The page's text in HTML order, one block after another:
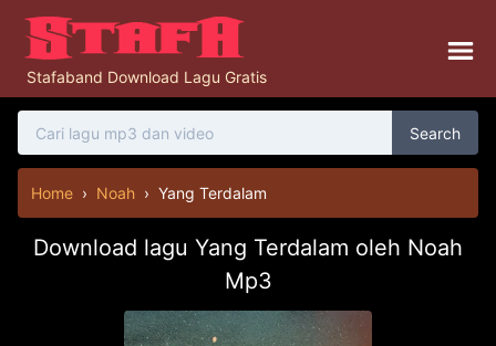
Stafaband Download Lagu Gratis
Search
Home › Noah › Yang Terdalam
Download lagu Yang Terdalam oleh Noah
Mp3